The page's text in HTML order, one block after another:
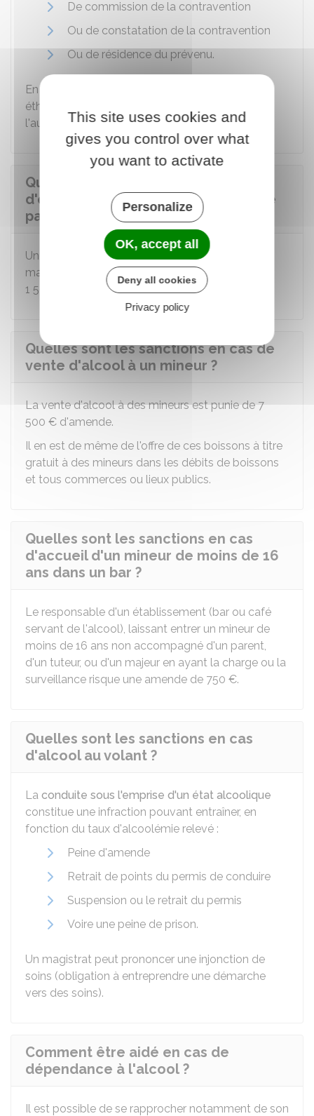
De commission de la contravention
Ou de constatation de la contravention
Ou de résidence du prévenu.
En cas d'hospitalisation (pour cause de coma
éthylique, par exemple), la convocation et
l'audition auront lieu ultérieurement.
Quelles sont les sanctions en cas
d'état d'ivresse manifeste lors d'une
partie de chasse ?
Une personne se trouvant en état d'ivresse
manifeste lors d'une partie de chasse risque
1 500 €
d'amende.
Quelles sont les sanctions en cas de
vente d'alcool à un mineur ?
La vente d'alcool à des mineurs est punie de7
500 € d'amende.
Il en est de même de l'offre de ces boissons à titre
gratuit à des mineurs dans les débits de boissons
et tous commerces ou lieux publics.
Quelles sont les sanctions en cas
d'accueil d'un mineur de moins de 16
ans dans un bar ?
Le responsable d'un établissement (bar ou café
servant de l'alcool), laissant entrer un mineur de
moins de 16 ans non accompagné d'un parent,
d'un tuteur, ou d'un majeur en ayant la charge ou la
surveillance risque une amende de 750 €.
Quelles sont les sanctions en cas
d'alcool au volant ?
La conduite sous l'emprise d'un état alcoolique
constitue une infraction pouvant entraîner, en
fonction du taux d'alcoolémie relevé :
Peine d'amende
Retrait de points du permis de conduire
Suspension ou le retrait du permis
Voire une peine de prison.
Un magistrat peut prononcer une injonction de
soins (obligation à entreprendre une démarche
vers des soins).
Comment être aidé en cas de
dépendance à l'alcool ?
Il est possible de se rapprocher notamment de son
This site uses cookies and
gives you control over what
you want to activate
Personalize
OK, accept all
Deny all cookies
Privacy policy